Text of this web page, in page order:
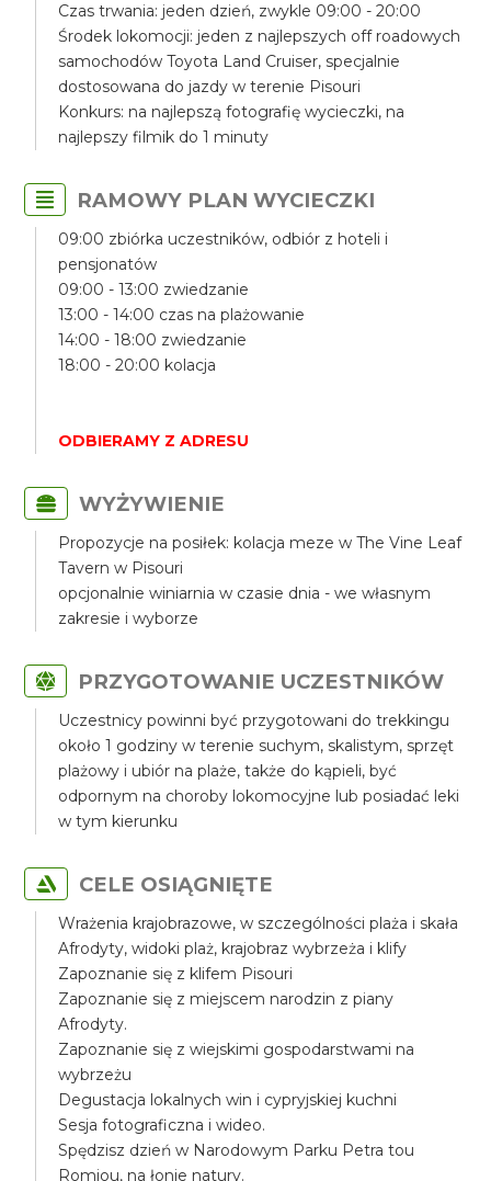
Czas trwania: jeden dzień, zwykle 09:00 - 20:00
Środek lokomocji: jeden z najlepszych off roadowych
samochodów Toyota Land Cruiser, specjalnie
dostosowana do jazdy w terenie Pisouri
Konkurs: na najlepszą fotografię wycieczki, na
najlepszy filmik do 1 minuty
RAMOWY PLAN WYCIECZKI
09:00 zbiórka uczestników, odbiór z hoteli i
pensjonatów
09:00 - 13:00 zwiedzanie
13:00 - 14:00 czas na plażowanie
14:00 - 18:00 zwiedzanie
18:00 - 20:00 kolacja
ODBIERAMY Z ADRESU
WYŻYWIENIE
Propozycje na posiłek: kolacja meze w The Vine Leaf
Tavern w Pisouri
opcjonalnie winiarnia w czasie dnia - we własnym
zakresie i wyborze
PRZYGOTOWANIE UCZESTNIKÓW
Uczestnicy powinni być przygotowani do trekkingu
około 1 godziny w terenie suchym, skalistym, sprzęt
plażowy i ubiór na plaże, także do kąpieli, być
odpornym na choroby lokomocyjne lub posiadać leki
w tym kierunku
CELE OSIĄGNIĘTE
Wrażenia krajobrazowe, w szczególności plaża i skała
Afrodyty, widoki plaż, krajobraz wybrzeża i klify
Zapoznanie się z klifem Pisouri
Zapoznanie się z miejscem narodzin z piany
Afrodyty.
Zapoznanie się z wiejskimi gospodarstwami na
wybrzeżu
Degustacja lokalnych win i cypryjskiej kuchni
Sesja fotograficzna i wideo.
Spędzisz dzień w Narodowym Parku Petra tou
Romiou, na łonie natury.